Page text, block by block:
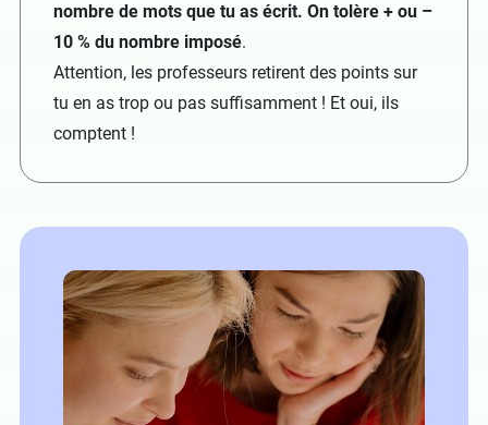
nombre de mots que tu as écrit. On tolère + ou –
10 % du nombre imposé.
Attention, les professeurs retirent des points sur
tu en as trop ou pas suffisamment ! Et oui, ils
comptent !